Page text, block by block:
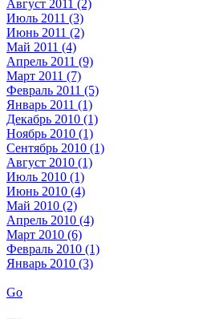
Август 2011 (2)
Июль 2011 (3)
Июнь 2011 (2)
Май 2011 (4)
Апрель 2011 (9)
Март 2011 (7)
Февраль 2011 (5)
Январь 2011 (1)
Декабрь 2010 (1)
Ноябрь 2010 (1)
Сентябрь 2010 (1)
Август 2010 (1)
Июль 2010 (1)
Июнь 2010 (4)
Май 2010 (2)
Апрель 2010 (4)
Март 2010 (6)
Февраль 2010 (1)
Январь 2010 (3)
Go